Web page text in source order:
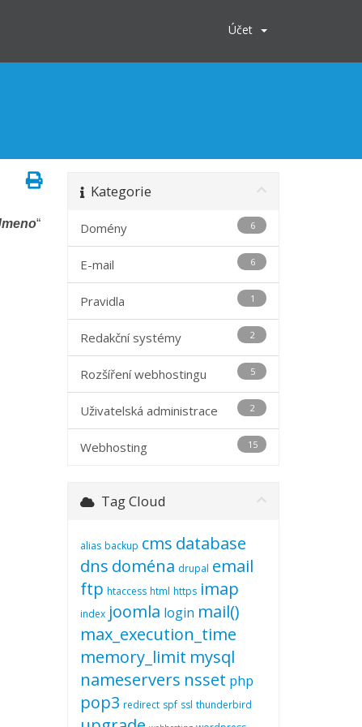
Účet
Kategorie
6
Domény
6
E-mail
1
Pravidla
2
Redakční systémy
5
Rozšíření webhostingu
2
Uživatelská administrace
15
Webhosting
“
Tag Cloud
alias backup cms database
dns doména drupal email
ftp htaccess html https imap
index joomla login mail()
max_execution_time
memory_limit mysql
nameservers nsset php
pop3 redirect spf ssl thunderbird